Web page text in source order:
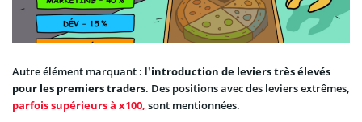
Autre élément marquant : l’introduction de leviers très élevés
pour les premiers traders. Des positions avec des leviers extrêmes,
parfois supérieurs à x100, sont mentionnées.